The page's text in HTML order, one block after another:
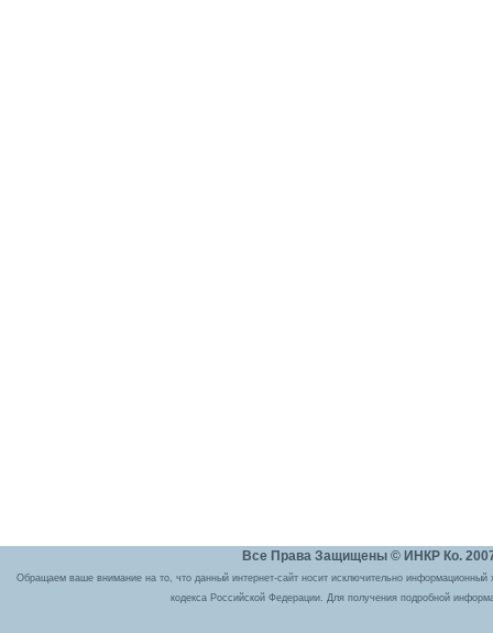
Все Права Защищены © ИНКР Ко.
Обращаем ваше внимание на то, что данный интернет-сайт носит исключительно
кодекса Российской Федерации. Для получения подробной